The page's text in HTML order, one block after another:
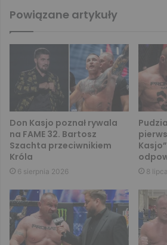
Powiązane artykuły
Don Kasjo poznał rywala
na FAME 32. Bartosz
Szachta przeciwnikiem
Króla
6 sierpnia 2026 8